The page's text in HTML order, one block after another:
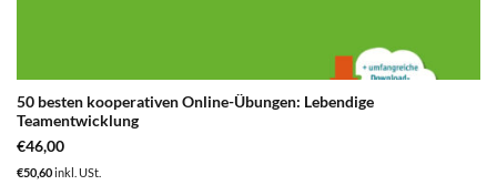
50 besten kooperativen Online-Übungen: Lebendige
Teamentwicklung
€46,00
€50,60inkl. USt.